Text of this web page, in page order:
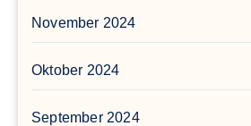
November 2024
Oktober 2024
September 2024